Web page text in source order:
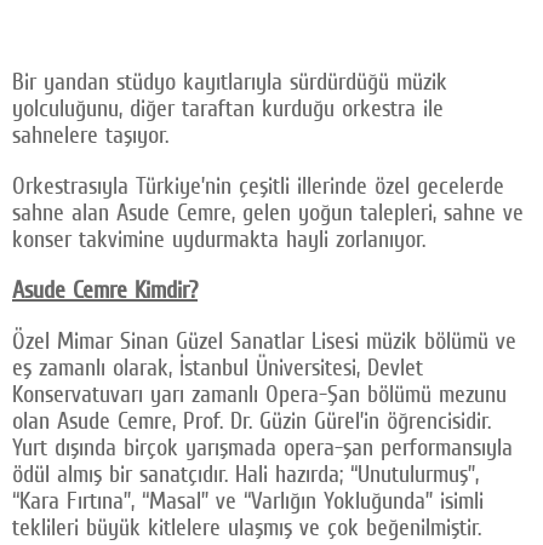
Facebook
Google Plus
© 2026 TÜM HAKLARI SAKLIDIR
Bir yandan stüdyo kayıtlarıyla sürdürdüğü müzik
yolculuğunu, diğer taraftan kurduğu orkestra ile
sahnelere taşıyor.
Orkestrasıyla Türkiye’nin çeşitli illerinde özel gecelerde
sahne alan Asude Cemre, gelen yoğun talepleri, sahne ve
konser takvimine uydurmakta hayli zorlanıyor.
Asude Cemre Kimdir?
Özel Mimar Sinan Güzel Sanatlar Lisesi müzik bölümü ve
eş zamanlı olarak, İstanbul Üniversitesi, Devlet
Konservatuvarı yarı zamanlı Opera-Şan bölümü mezunu
olan Asude Cemre, Prof. Dr. Güzin Gürel’in öğrencisidir.
Yurt dışında birçok yarışmada opera-şan performansıyla
ödül almış bir sanatçıdır. Hali hazırda; “Unutulurmuş”,
“Kara Fırtına”, “Masal” ve “Varlığın Yokluğunda” isimli
teklileri büyük kitlelere ulaşmış ve çok beğenilmiştir.